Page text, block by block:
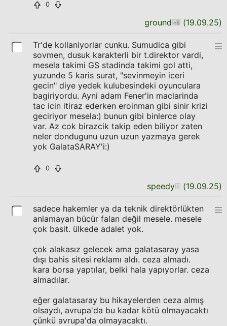
0
ground (19.09.25)
Tr'de kollaniyorlar cunku. Sumudica gibi
sovmen, dusuk karakterli bir t.direktor vardi,
mesela takimi GS stadinda takimi gol atti,
yuzunde 5 karis surat, "sevinmeyin iceri
gecin" diye yedek kulubesindeki oyunculara
bagiriyordu. Ayni adam Fener'in maclarinda
tac icin itiraz ederken eroinman gibi sinir krizi
geciriyor mesela:) bunun gibi binlerce olay
var. Az cok birazcik takip eden biliyor zaten
neler dondugunu uzun uzun yazmaya gerek
yok GalataSARAY'i:)
0
speedy (19.09.25)
sadece hakemler ya da teknik direktörlükten
anlamayan bücür falan değil mesele. mesele
çok basit. ülkede adalet yok.
çok alakasız gelecek ama galatasaray yasa
dışı bahis sitesi reklamı aldı. ceza almadı.
kara borsa yaptılar, belki hala yapıyorlar. ceza
almadılar.
eğer galatasaray bu hikayelerden ceza almış
olsaydı, avrupa'da bu kadar kötü olmayacaktı
çünkü avrupa'da olmayacaktı.